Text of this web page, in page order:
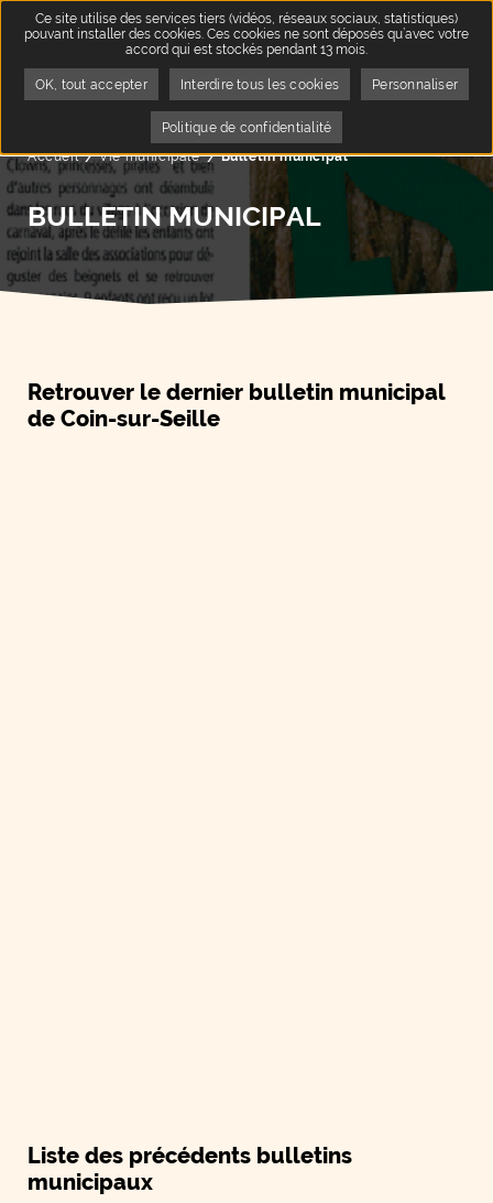
Accueil Vie municipale Page active :
Bulletin municipal
BULLETIN MUNICIPAL
Retrouver le dernier bulletin municipal
de Coin-sur-Seille
Liste des précédents bulletins
municipaux
Ce site utilise des services tiers (vidéos, réseaux sociaux, statistiques)
pouvant installer des cookies. Ces cookies ne sont déposés qu’avec votre
accord qui est stockés pendant 13 mois.
OK, tout accepter Interdire tous les cookies Personnaliser
Politique de confidentialité